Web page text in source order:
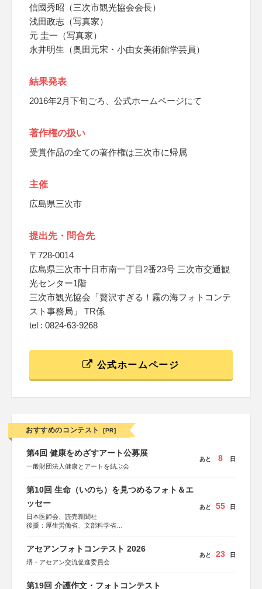
信國秀昭（三次市観光協会会長）
浅田政志（写真家）
元 圭一（写真家）
永井明生（奥田元宋・小由女美術館学芸員）
結果発表
2016年2月下旬ごろ、公式ホームページにて
著作権の扱い
受賞作品の全ての著作権は三次市に帰属
主催
広島県三次市
提出先・問合先
〒728-0014
広島県三次市十日市南一丁目2番23号 三次市交通観
光センター1階
三次市観光協会「贅沢すぎる！霧の海フォトコンテ
スト事務局」 TR係
tel : 0824-63-9268
公式ホームページ
おすすめのコンテスト [PR]
第4回 健康をめざすアート公募展
一般財団法人健康とアートを結ぶ会
あと 8 日
第10回 生命（いのち）を見つめるフォト＆エ
ッセー
日本医師会、読売新聞社
後援：厚生労働省、文部科学省
あと 55 日
アセアンフォトコンテスト 2026
堺・アセアン交流促進委員会
あと 23 日
第19回 介護作文・フォトコンテスト